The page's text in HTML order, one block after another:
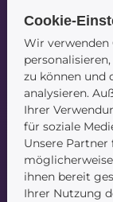
Startseite
Blog
Kontakt
Cookie-
Wir verwenden
zu können und
analysieren.
Ihrer
für soziale
Unsere
ihnen bereit
Ihrer Nutzung